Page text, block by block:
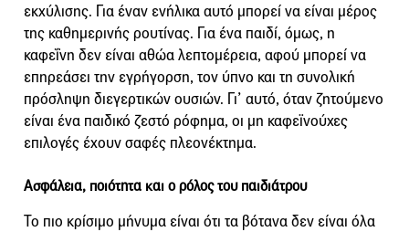
εκχύλισης. Για έναν ενήλικα αυτό μπορεί να είναι μέρος
της καθημερινής ρουτίνας. Για ένα παιδί, όμως, η
καφεΐνη δεν είναι αθώα λεπτομέρεια, αφού μπορεί να
επηρεάσει την εγρήγορση, τον ύπνο και τη συνολική
πρόσληψη διεγερτικών ουσιών. Γι’ αυτό, όταν ζητούμενο
είναι ένα παιδικό ζεστό ρόφημα, οι μη καφεϊνούχες
επιλογές έχουν σαφές πλεονέκτημα.
Ασφάλεια, ποιότητα και ο ρόλος του παιδιάτρου
Το πιο κρίσιμο μήνυμα είναι ότι τα βότανα δεν είναι όλα